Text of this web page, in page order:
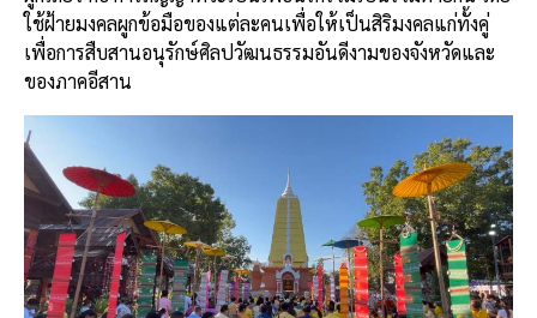
ใช้ฝ้ายมงคลผูกข้อมือของแต่ละคนเพื่อให้เป็นสิริมงคลแก่ทั้งคู่
เพื่อการสืบสานอนุรักษ์ศิลปวัฒนธรรมอันดีงามของจังหวัดและ
ของภาคอีสาน